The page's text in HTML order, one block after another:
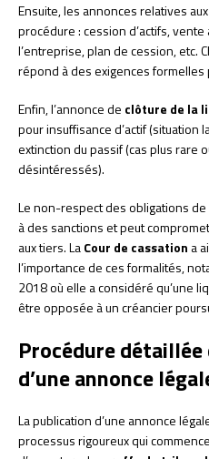
Ensuite, les annonces relatives
procédure : cession d’actifs,
l’entreprise, plan de cession, etc.
répond à des exigences formelles
Enfin, l’annonce de clôture de la
pour insuffisance d’actif (situation
extinction du passif (cas plus rare
désintéressés).
Le non-respect des obligations
à des sanctions et peut
aux tiers. LaCour de cassation a
l’importance de ces formalités,
2018 où elle a considéré qu’une
être opposée à un créancier
Procédure
d’une annonce
La publication d’une annonce
processus rigoureux qui